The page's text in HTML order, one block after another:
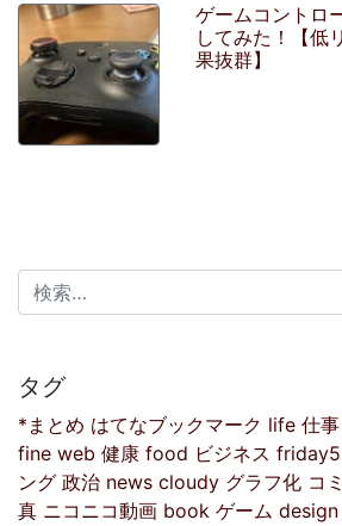
ゲームコントロ
してみた！【低
果抜群】
検索:
タグ
*まとめ はてなブックマーク life 仕事
fine web 健康 food ビジネス friday5
ング 政治 news cloudy グラフ化 コ
真 ニコニコ動画 book ゲーム design